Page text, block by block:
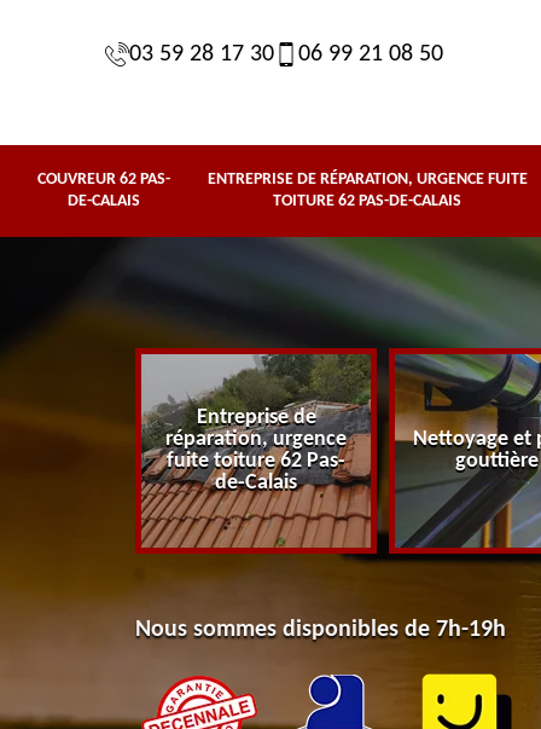
03 59 28 17 30 06 99 21 08 50
COUVREUR 62 PAS-
DE-CALAIS
ENTREPRISE DE RÉPARATION, URGENCE FUITE
TOITURE 62 PAS-DE-CALAIS
Entreprise de
réparation, urgence
fuite toiture 62 Pas-
de-Calais
Nettoyage et
gouttière
Nous sommes disponibles de 7h-19h